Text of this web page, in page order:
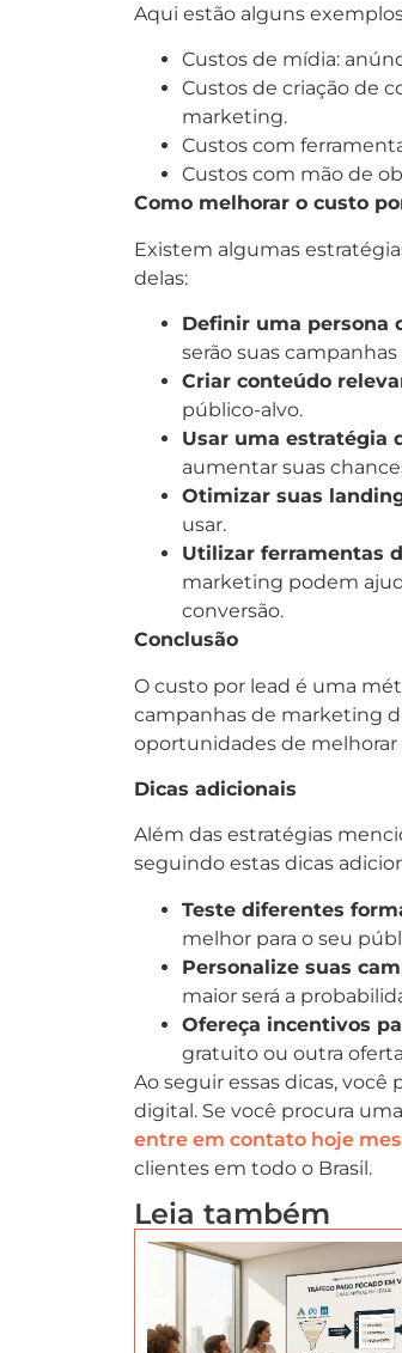
Aqui estão alguns
Custos de mídia:
Custos de criação de
marketing.
Custos com
Custos com mão de
Como melhorar o custo
Existem algumas
delas:
Definir uma persona
serão suas
Criar conteúdo
público-alvo.
Usar uma estratégia
aumentar suas
Otimizar suas
usar.
Utilizar ferramentas
marketing podem
conversão.
Conclusão
O custo por lead é uma
campanhas de marketing
oportunidades de
Dicas adicionais
Além das estratégias
seguindo estas dicas
Teste diferentes
melhor para o seu
Personalize suas
maior será a
Ofereça incentivos
gratuito ou outra
Ao seguir essas dicas,
digital. Se você procura
entre em contato hoje
clientes em todo o Brasil.
Leia também